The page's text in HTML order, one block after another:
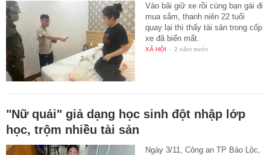
Vào bãi giữ xe rồi cùng bạn gái đi
mua sắm, thanh niên 22 tuổi
quay lại thì thấy tài sản trong cốp
xe đã biến mất.
XÃ HỘI - 2 năm trước
"Nữ quái" giả dạng học sinh đột nhập lớp
học, trộm nhiều tài sản
Ngày 3/11, Công an TP Bảo Lộc,